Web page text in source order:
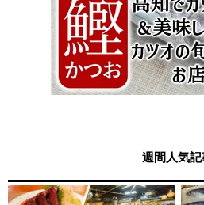
週間人気記